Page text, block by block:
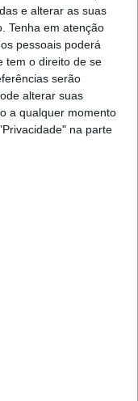
e alterar as suas
Tenha em atenção
pessoais poderá
tem o direito de se
serão
alterar suas
a qualquer momento
na parte
a conferência “A
da Câmara
10h30.
no